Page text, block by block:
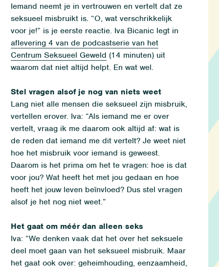
Iemand neemt je in vertrouwen en vertelt dat ze
seksueel misbruikt is. “O, wat verschrikkelijk
voor je!” is je eerste reactie. Iva Bicanic legt in
aflevering 4 van de podcastserie van het
Centrum Seksueel Geweld (14 minuten) uit
waarom dat nietaltijd helpt. En wat wel.
Stel vragen alsof je nog van niets weet
Lang niet alle mensen die seksueel zijn misbruik,
vertellen erover. Iva: “Als iemand me er over
vertelt, vraag ik medaarom ookaltijd af: wat is
de reden dat iemand me dit vertelt? Je weet niet
hoe het misbruik voor iemand is geweest.
Daarom is het prima om het te vragen: hoe is dat
voor jou? Wat heeft het met jou gedaan en hoe
heeft het jouw leven beïnvloed? Dusstelvragen
alsof je het nog niet weet.”
Het gaat om méér dan alleen seks
Iva: “We denken vaak dat het over het seksuele
deel moet gaan van het seksueel misbruik. Maar
het gaat ook over: geheimhouding, eenzaamheid,